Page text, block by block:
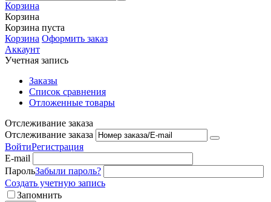
Корзина
Корзина
Корзина пуста
Корзина Оформить заказ
Аккаунт
Учетная запись
Заказы
Список сравнения
Отложенные товары
Отслеживание заказа
Отслеживание заказа
ВойтиРегистрация
E-mail
ПарольЗабыли пароль?
Создать учетную запись
Запомнить